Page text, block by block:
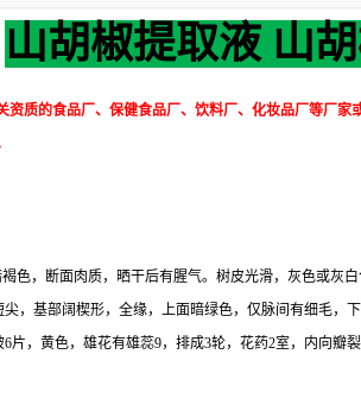
山胡椒提取液 山
质的食品厂、保健食品厂、饮料厂、化妆品厂等厂
色，断面肉质，晒干后有腥气。树皮光滑，灰色或
，基部阔楔形，全缘，上面暗绿色，仅脉间有细毛
，黄色，雄花有雄蕊9，排成3轮，花药2室，内向瓣